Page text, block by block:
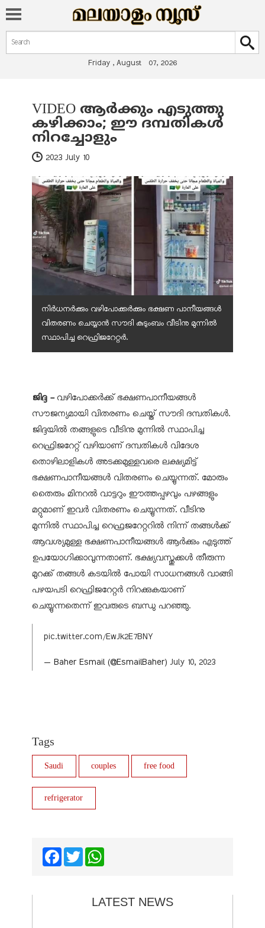
Search form
Search
Friday , August 07, 2026
You are here
VIDEO ആര്‍ക്കും എടുത്തു
കഴിക്കാം; ഈ ദമ്പതികള്‍
നിറച്ചോളും
2023 July 10
നിര്‍ധനര്‍ക്കും വഴിപോക്കര്‍ക്കും ഭക്ഷണ പാനീയങ്ങള്‍
വിതരണം ചെയ്യാന്‍ സൗദി കുടുംബം വീടിനു മുന്നില്‍
സ്ഥാപിച്ച റെഫ്രിജറേറ്റര്‍.
ജിദ്ദ - വഴിപോക്കര്‍ക്ക് ഭക്ഷണപാനീയങ്ങള്‍
സൗജന്യമായി വിതരണം ചെയ്ത് സൗദി ദമ്പതികള്‍.
ജിദ്ദയില്‍ തങ്ങളുടെ വീടിനു മുന്നില്‍ സ്ഥാപിച്ച
റെഫ്രിജറേറ്റ് വഴിയാണ് ദമ്പതികള്‍ വിദേശ
തൊഴിലാളികള്‍ അടക്കമുള്ളവരെ ലക്ഷ്യമിട്ട്
ഭക്ഷണപാനീയങ്ങള്‍ വിതരണം ചെയ്യുന്നത്. മോരും
തൈരും മിനറല്‍ വാട്ടറും ഈത്തപ്പഴവും പഴങ്ങളും
മറ്റുമാണ് ഇവര്‍ വിതരണം ചെയ്യുന്നത്. വീടിനു
മുന്നില്‍ സ്ഥാപിച്ച റെഫ്രജറേറ്ററില്‍ നിന്ന് തങ്ങള്‍ക്ക്
ആവശ്യമുള്ള ഭക്ഷണപാനീയങ്ങള്‍ ആര്‍ക്കും എടുത്ത്
ഉപയോഗിക്കാവുന്നതാണ്. ഭക്ഷ്യവസ്തുക്കള്‍ തീരുന്ന
മുറക്ക് തങ്ങള്‍ കടയില്‍ പോയി സാധനങ്ങള്‍ വാങ്ങി
പഴയപടി റെഫ്രിജറേറ്റര്‍ നിറക്കുകയാണ്
ചെയ്യുന്നതെന്ന് ഇവരുടെ ബന്ധു പറഞ്ഞു.
pic.twitter.com/EwJk2E7BNY
— Baher Esmail (@EsmailBaher) July 10, 2023
Tags
Saudi couples free food
refrigerator
FacebookTwitter
LATEST NEWS